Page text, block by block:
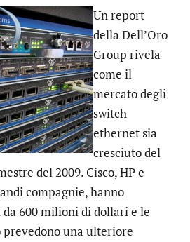
Un report
della Dell’Oro
Group rivela
come il
mercato degli
switch
ethernet sia
cresciuto del
del 2009. Cisco, HP e
compagnie, hanno
600 milioni di dollari e le
una ulteriore